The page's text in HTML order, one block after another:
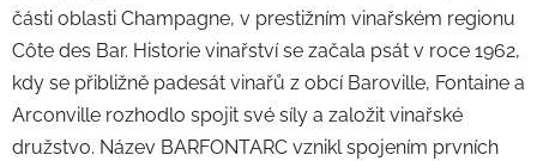
části oblasti Champagne, v prestižním vinařském regionu
Côte des Bar. Historie vinařství se začala psát v roce 1962,
kdy se přibližně padesát vinařů z obcí Baroville, Fontaine a
Arconville rozhodlo spojit své síly a založit vinařské
družstvo. Název BARFONTARC vznikl spojením prvních